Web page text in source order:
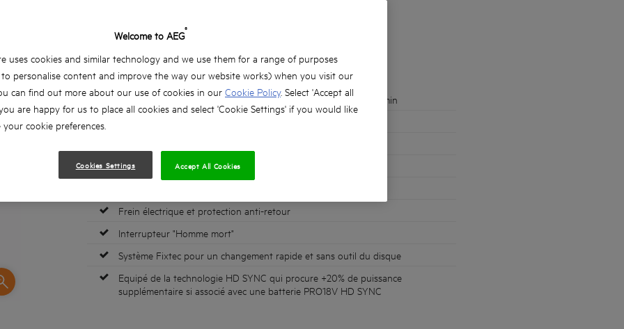
Déclinaisons Produits: x2
Moteur brushless délivrant une vitesse rapide jusqu'à 9000 tr/min
Réglage sans outil du carter de protection
Frein électrique et protection anti-retour
Interrupteur "Homme mort"
Système Fixtec pour un changement rapide et sans outil du disque
Equipé de la technologie HD SYNC qui procure +20% de puissance
supplémentaire si associé avec une batterie PRO18V HD SYNC
Welcome to AEG®
uses cookies and similar technology and we use them for a range of purposes
personalise content and improve the way our website works) when you visit our
can find out more about our use of cookies in our Cookie Policy. Select 'Accept all
are happy for us to place all cookies and select 'Cookie Settings' if you would like
cookie preferences.
Cookies Settings Accept All Cookies